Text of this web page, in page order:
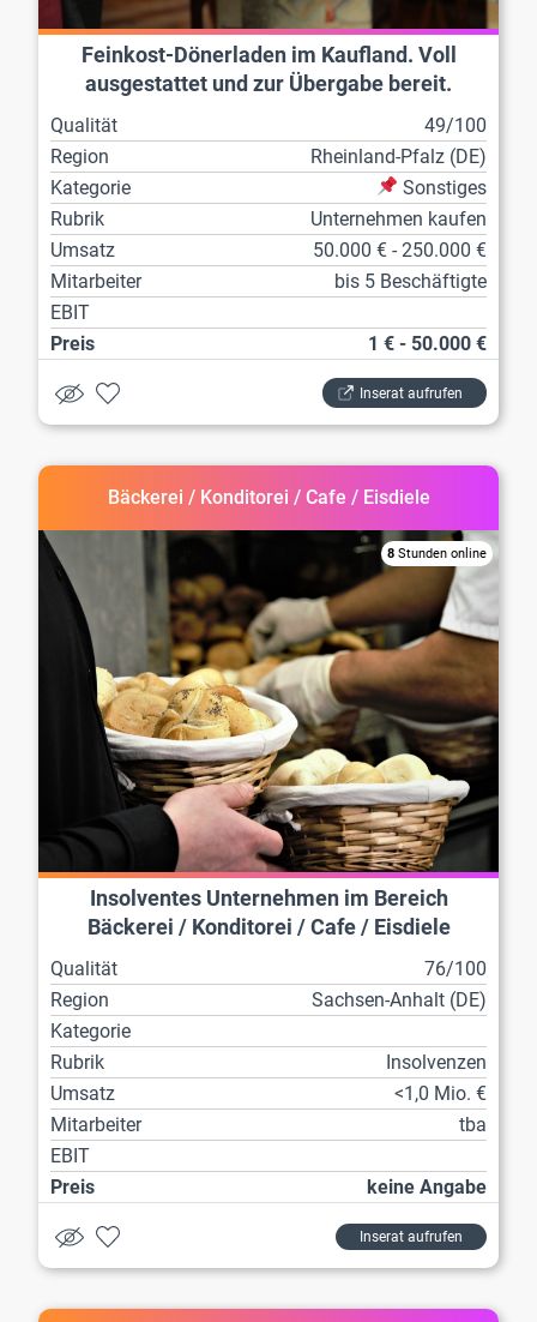
Feinkost-Dönerladen im Kaufland. Voll
ausgestattet und zur Übergabe bereit.
Qualität
49/100
Region
Rheinland-Pfalz (DE)
Kategorie
Sonstiges
Rubrik
Unternehmen kaufen
Umsatz
50.000 € - 250.000 €
Mitarbeiter
bis 5 Beschäftigte
EBIT
Preis
1 € - 50.000 €
Inserat aufrufen
Bäckerei / Konditorei / Cafe / Eisdiele
8 Stunden online
Insolventes Unternehmen im Bereich
Bäckerei / Konditorei / Cafe / Eisdiele
Qualität
76/100
Region
Sachsen-Anhalt (DE)
Kategorie
Rubrik
Insolvenzen
Umsatz
<1,0 Mio. €
Mitarbeiter
tba
EBIT
Preis
keine Angabe
Inserat aufrufen